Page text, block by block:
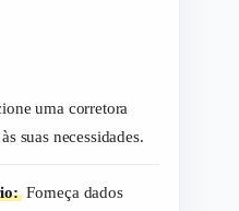
uma corretora
suas necessidades.
Forneça dados